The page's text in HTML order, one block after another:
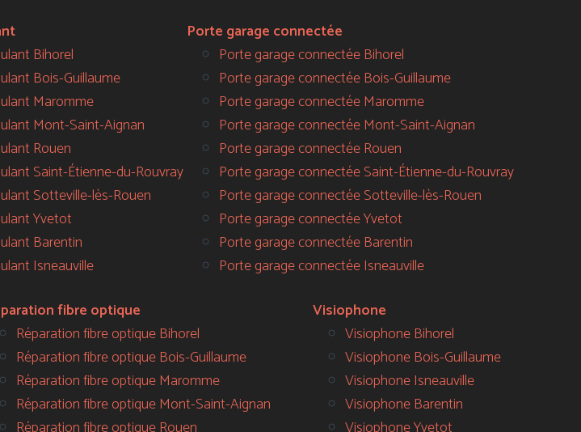
Bihorel
Bois-Guillaume
Maromme
Mont-Saint-Aignan
Rouen
Saint-Étienne-du-Rouvray
Sotteville-lès-Rouen
Yvetot
Barentin
Isneauville
Porte garage connectée
Porte garage connectée Bihorel
Porte garage connectée Bois-Guillaume
Porte garage connectée Maromme
Porte garage connectée Mont-Saint-Aignan
Porte garage connectée Rouen
Porte garage connectée Saint-Étienne-du-Rouvray
Porte garage connectée Sotteville-lès-Rouen
Porte garage connectée Yvetot
Porte garage connectée Barentin
Porte garage connectée Isneauville
fibre optique
Réparation fibre optique Bihorel
Réparation fibre optique Bois-Guillaume
Réparation fibre optique Maromme
Réparation fibre optique Mont-Saint-Aignan
Visiophone
Visiophone Bihorel
Visiophone Bois-Guillaume
Visiophone Isneauville
Visiophone Barentin